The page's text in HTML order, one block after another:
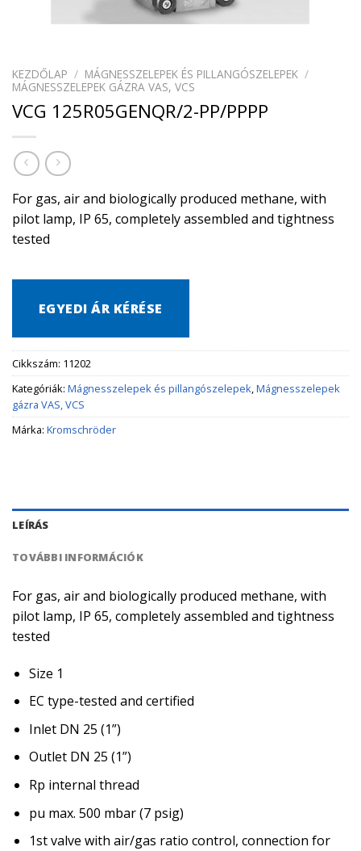
KEZDŐLAP / MÁGNESSZELEPEK ÉS PILLANGÓSZELEPEK /
MÁGNESSZELEPEK GÁZRA VAS, VCS
VCG 125R05GENQR/2-PP/PPPP
For gas, air and biologically produced methane, with
pilot lamp, IP 65, completely assembled and tightness
tested
EGYEDI ÁR KÉRÉSE
Cikkszám: 11202
Kategóriák: Mágnesszelepek és pillangószelepek,Mágnesszelepek
gázra VAS, VCS
Márka: Kromschröder
LEÍRÁS
TOVÁBBI INFORMÁCIÓK
For gas, air and biologically produced methane, with
pilot lamp, IP 65, completely assembled and tightness
tested
Size 1
EC type-tested and certified
Inlet DN 25 (1”)
Outlet DN 25 (1”)
Rp internal thread
pu max. 500 mbar (7 psig)
1st valve with air/gas ratio control, connection for